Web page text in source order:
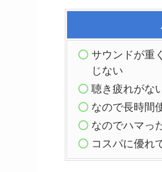
サウンドが重
じない
聴き疲れがな
なので長時間
なのでハマっ
コスパに優れ